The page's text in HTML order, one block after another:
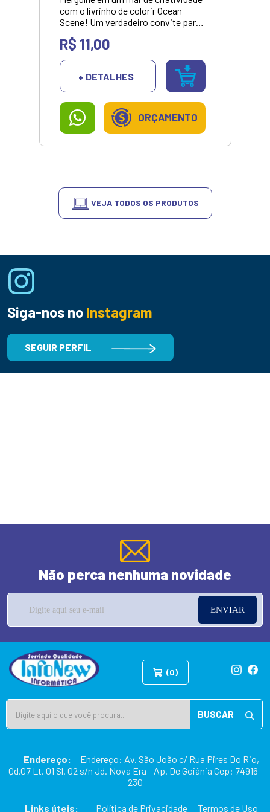
com o livrinho de colorir Ocean
Scene! Um verdadeiro convite para
marinhas encantadoras em traços
todas as idades.<br><br> <p
style="color: green;">
<strong>VALOR APRESENTANDO
SOMENTE NO
PIX/DINHEIRO</strong></p>
R$ 11,00
+ DETALHES
ORÇAMENTO
VEJA TODOS OS PRODUTOS
Siga-nos no Instagram
SEGUIR PERFIL
Não perca nenhuma novidade
ENVIAR
(0)
BUSCAR
Endereço:
Endereço: Av. São João c/ Rua Pires Do Rio,
Qd.07 Lt. 01 Sl. 02 s/n Jd. Nova Era - Ap. De Goiânia Cep: 74916-
230
Links úteis: Política de Privacidade Termos de Uso